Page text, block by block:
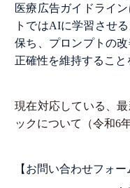
医療広告ガイドライ
トではAIに学習させ
保ち、プロンプトの
正確性を維持すること
現在対応している、
ックについて（令和6
【お問い合わせフォー